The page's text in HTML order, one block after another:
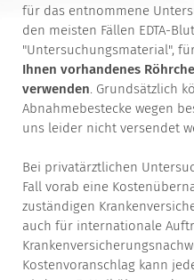
für das entnommene
den meisten Fällen EDTA-
"Untersuchungsmaterial",
Ihnen vorhandenes
verwenden. Grundsätzlich
Abnahmebestecke wegen
uns leider nicht versendet
Bei privatärztlichen
Fall vorab eine
zuständigen
auch für internationale
Kostenvoranschlag kann